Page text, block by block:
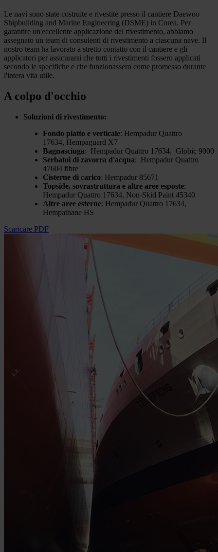
Le navi sono state costruite e rivestite presso il cantiere Daewoo
Shipbuilding and Marine Engineering (DSME) in Corea. Per
garantire un'eccellente applicazione del rivestimento, abbiamo
assegnato un team di consulenti di rivestimento a ciascuna nave. Il
nostro team ha lavorato a stretto contatto con il cantiere e gli
applicatori per assicurarsi che tutti i rivestimenti fossero applicati
secondo le specifiche e che funzionassero come promesso durante
l'intera vita utile.
A colpo d'occhio
Soluzioni di rivestimento:
Fondo piatto e verticale: Hempadur Quattro
17634, Hempaguard X7
Bagnasciuga: Hempadur Quattro 17634, Globic 9000
Serbatoi di zavorra d'acqua: Hempadur Quattro
47604 fibre
Cisterne di carico: Hempadur 85671
Topside, sovrastruttura e altre aree esposte:
Hempadur Quattro 17634, Non-Skid Paint 45340
Altre aree esterne: Hempadur Quattro 17634,
Hempathane HS
Scaricare PDF